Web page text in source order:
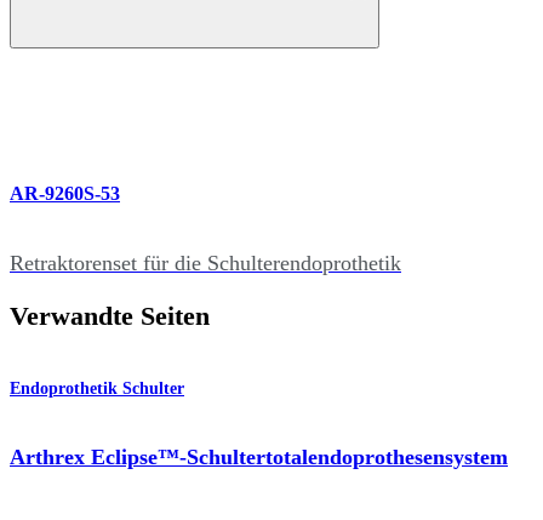
AR-9260S-53
Retraktorenset für die Schulterendoprothetik
Verwandte Seiten
Endoprothetik Schulter
Arthrex Eclipse™-Schultertotalendoprothesensystem